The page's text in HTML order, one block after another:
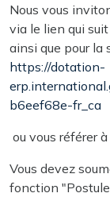
Nous vous
via le lien qui
ainsi que pour la
https://dotation-
b6eef68e-fr_ca
ou vous référer
Vous devez
fonction